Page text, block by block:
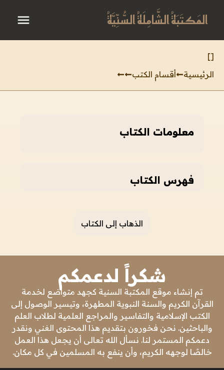
المَكتَبَةُ الشَّامِلَةُ السُّنِّيَّةُ
[
]
الرئيسية
أقسام الكتب
معلومات الكتاب
فهرس الكتاب
الذهاب إلى الكتاب
شكراً لدعمكم
تم إنشاء موقع المكتبة السنية كجهد متواضع لخدمة
القرآن الكريم والسنة النبوية المطهرة، وتيسير الوصول إلى
الكتب الإسلامية والتفاسير والمراجع العلمية لطلاب العلم
والباحثين. نحن فخورون بتقديم هذا المحتوى الغني ونقدر
دعمكم المستمر لنا. نسأل الله تعالى أن يجعل هذا العمل
خالصًا لوجهه الكريم، وأن ينفع به المسلمين في كل مكان.